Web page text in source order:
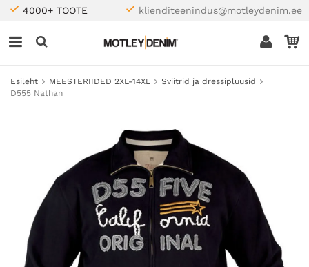
4000+ TOOTE klienditeenindus@motleydenim.ee
Esileht MEESTERIIDED 2XL-14XL
Sviitrid ja dressipluusid
D555 Nathan